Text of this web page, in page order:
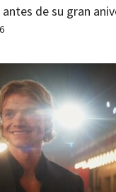
de su gran